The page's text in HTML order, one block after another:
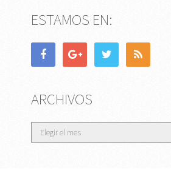
ESTAMOS EN:
ARCHIVOS
Archivos